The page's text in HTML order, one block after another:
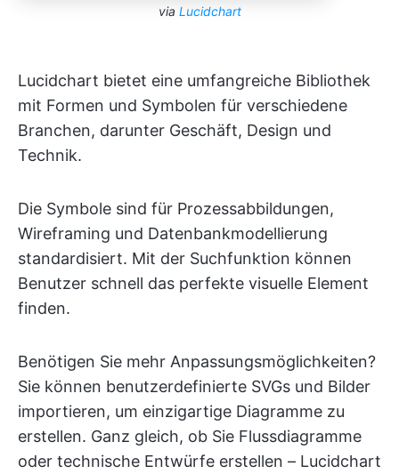
via Lucidchart
Lucidchart bietet eine umfangreiche Bibliothek
mit Formen und Symbolen für verschiedene
Branchen, darunter Geschäft, Design und
Technik.
Die Symbole sind für Prozessabbildungen,
Wireframing und Datenbankmodellierung
standardisiert. Mit der Suchfunktion können
Benutzer schnell das perfekte visuelle Element
finden.
Benötigen Sie mehr Anpassungsmöglichkeiten?
Sie können benutzerdefinierte SVGs und Bilder
importieren, um einzigartige Diagramme zu
erstellen. Ganz gleich, ob Sie Flussdiagramme
oder technische Entwürfe erstellen – Lucidchart